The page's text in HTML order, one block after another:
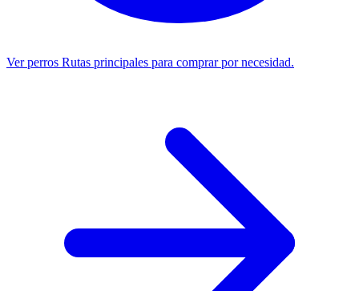
Ver perros Rutas principales para comprar por necesidad.